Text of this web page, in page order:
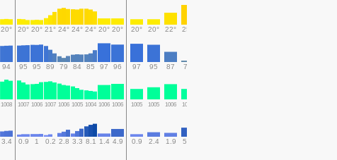
20° 20° 20° 21° 24° 24° 24° 20° 20° 20° 20° 22° 25°
94 95 95 89 79 84 85 97 96 97 95 87 76
1008 1007 1006 1007 1006 1005 1004 1006 1006 1005 1005 1006 1005
3.4 0.9 1 0.2 2.8 3.3 8.1 1.4 4.9 0.9 2.4 1.9 5.9